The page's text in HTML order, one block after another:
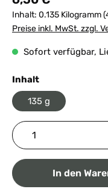
Inhalt: 0.135 Kilogramm
Preise inkl. MwSt. zzgl.
Sofort verfügbar,
Inhaltauswählen
135 g
Produkt Anzahl:
In den